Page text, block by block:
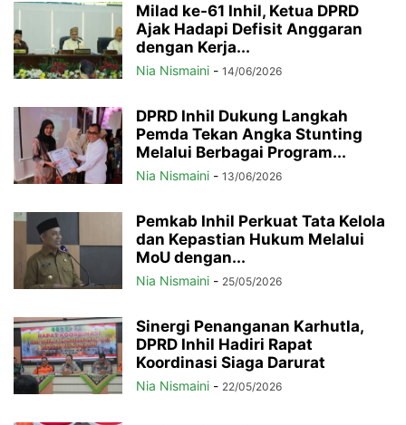
Milad ke-61 Inhil, Ketua DPRD
Ajak Hadapi Defisit Anggaran
dengan Kerja...
Nia Nismaini - 14/06/2026
DPRD Inhil Dukung Langkah
Pemda Tekan Angka Stunting
Melalui Berbagai Program...
Nia Nismaini - 13/06/2026
Pemkab Inhil Perkuat Tata Kelola
dan Kepastian Hukum Melalui
MoU dengan...
Nia Nismaini - 25/05/2026
Sinergi Penanganan Karhutla,
DPRD Inhil Hadiri Rapat
Koordinasi Siaga Darurat
Nia Nismaini - 22/05/2026